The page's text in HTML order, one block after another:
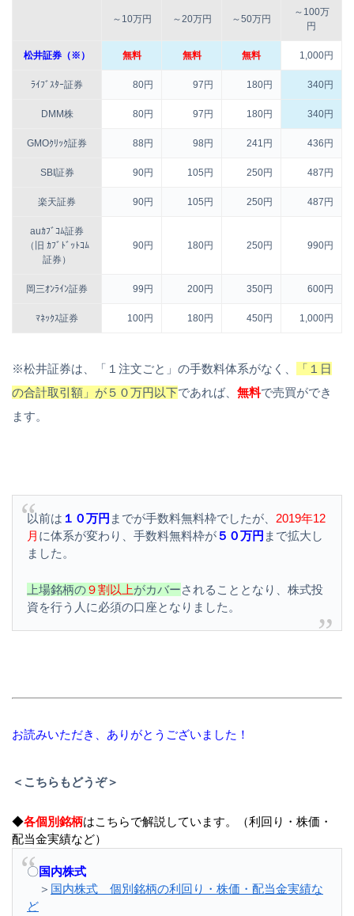
～10万円 ～20万円 ～50万円
～100万
円
松井証券（※） 無料 無料 無料 1,000円
ﾗｲﾌﾞｽﾀｰ証券 80円 97円 180円 340円
DMM株 80円 97円 180円 340円
GMOｸﾘｯｸ証券 88円 98円 241円 436円
SBI証券 90円 105円 250円 487円
楽天証券 90円 105円 250円 487円
auｶﾌﾞｺﾑ証券
（旧 ｶﾌﾞﾄﾞｯﾄｺﾑ
証券）
90円 180円 250円 990円
岡三ｵﾝﾗｲﾝ証券 99円 200円 350円 600円
ﾏﾈｯｸｽ証券 100円 180円 450円 1,000円
※松井証券は、「１注文ごと」の手数料体系がなく、
「１日
の合計取引額」が５０万円以下であれば、 無料で売買ができ
ます。
以前は １０万円 までが手数料無料枠でしたが、 2019年12
月 に体系が変わり、手数料無料枠が５０万円 まで拡大し
ました。
上場銘柄の９割以上がカバーされることとなり、株式投
資を行う人に必須の口座となりました。
お読みいただき、ありがとうございました！
＜こちらもどうぞ＞
◆各個別銘柄はこちらで解説しています。（利回り・株価・
配当金実績など）
〇国内株式
＞ 国内株式 個別銘柄の利回り・株価・配当金実績な
ど